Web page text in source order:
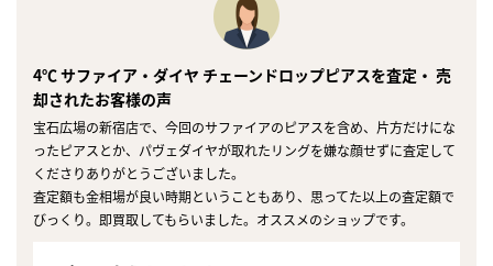
4℃ サファイア・ダイヤ チェーンドロップピアスを査定・ 売
却されたお客様の声
宝石広場の新宿店で、今回のサファイアのピアスを含め、片方だけにな
ったピアスとか、パヴェダイヤが取れたリングを嫌な顔せずに査定して
くださりありがとうございました。
査定額も金相場が良い時期ということもあり、思ってた以上の査定額で
びっくり。即買取してもらいました。オススメのショップです。